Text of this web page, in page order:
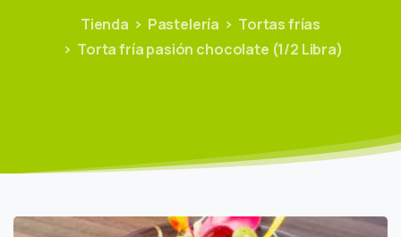
Tienda Pastelería
Tortas frías
Torta fría pasión chocolate (1/2 Libra)